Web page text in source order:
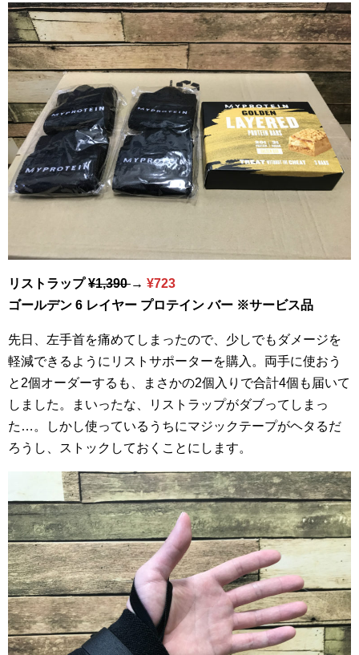
リストラップ¥1,390→ ¥723
ゴールデン 6 レイヤー プロテイン バー ※サービス品
先日、左手首を痛めてしまったので、少しでもダメージを
軽減できるようにリストサポーターを購入。両手に使おう
と2個オーダーするも、まさかの2個入りで合計4個も届いて
しました。まいったな、リストラップがダブってしまっ
た…。しかし使っているうちにマジックテープがヘタるだ
ろうし、ストックしておくことにします。